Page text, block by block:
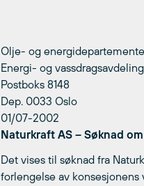
Olje- og
Energi- og
Postboks 8148
Dep. 0033 Oslo
01/07-2002
Naturkraft AS – Søknad
Det vises til søknad fra
forlengelse av konsesjonens